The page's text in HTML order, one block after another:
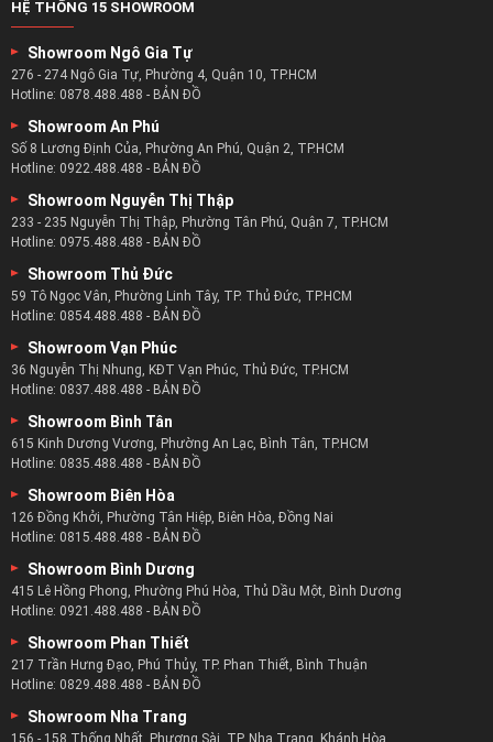
HỆ THỐNG 15 SHOWROOM
Showroom Ngô Gia Tự
276 - 274 Ngô Gia Tự, Phường 4, Quận 10, TP.HCM
Hotline: 0878.488.488 - BẢN ĐỒ
Showroom An Phú
Số 8 Lương Định Của, Phường An Phú, Quận 2, TP.HCM
Hotline: 0922.488.488 - BẢN ĐỒ
Showroom Nguyễn Thị Thập
233 - 235 Nguyễn Thị Thập, Phường Tân Phú, Quận 7, TP.HCM
Hotline: 0975.488.488 - BẢN ĐỒ
Showroom Thủ Đức
59 Tô Ngọc Vân, Phường Linh Tây, TP. Thủ Đức, TP.HCM
Hotline: 0854.488.488 - BẢN ĐỒ
Showroom Vạn Phúc
36 Nguyễn Thị Nhung, KĐT Vạn Phúc, Thủ Đức, TP.HCM
Hotline: 0837.488.488 - BẢN ĐỒ
Showroom Bình Tân
615 Kinh Dương Vương, Phường An Lạc, Bình Tân, TP.HCM
Hotline: 0835.488.488 - BẢN ĐỒ
Showroom Biên Hòa
126 Đồng Khởi, Phường Tân Hiệp, Biên Hòa, Đồng Nai
Hotline: 0815.488.488 - BẢN ĐỒ
Showroom Bình Dương
415 Lê Hồng Phong, Phường Phú Hòa, Thủ Dầu Một, Bình Dương
Hotline: 0921.488.488 - BẢN ĐỒ
Showroom Phan Thiết
217 Trần Hưng Đạo, Phú Thủy, TP. Phan Thiết, Bình Thuận
Hotline: 0829.488.488 - BẢN ĐỒ
Showroom Nha Trang
156 - 158 Thống Nhất, Phương Sài, TP. Nha Trang, Khánh Hòa